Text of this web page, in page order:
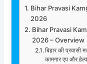
Bihar Pravasi
2026
Bihar Pravasi
2026 – Overview
बिहार की प्रवासी
कामगार एप और